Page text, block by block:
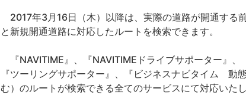
2017年3月16日（木）以降は、実際の道路が開通する
と新規開通道路に対応したルートを検索できます。
『NAVITIME』、『NAVITIMEドライブサポーター』、
『ツーリングサポーター』、『ビジネスナビタイム 動
む）のルートが検索できる全てのサービスにて対応いたし